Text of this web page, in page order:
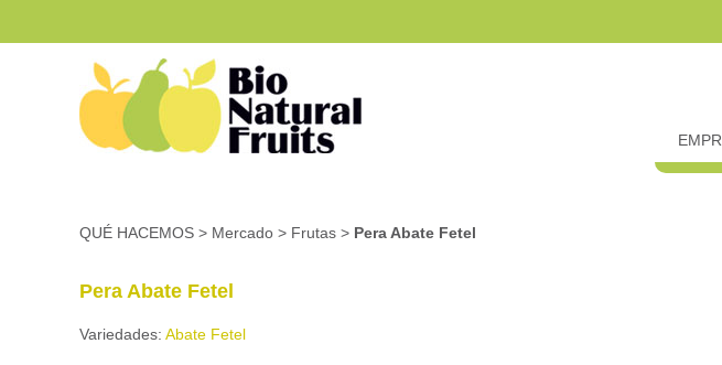
QUÉ HACEMOS > Mercado > Frutas > Pera Abate Fetel
Pera Abate Fetel
Variedades: Abate Fetel